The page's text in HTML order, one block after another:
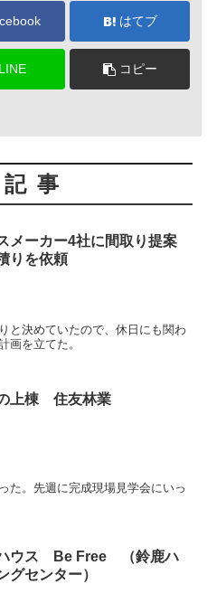
はてブ
LINE コピー
事
メーカー4社に間取り提案
りを依頼
と決めていたので、休日にも関わ
画を立てた。
上棟 住友林業
た。先週に完成現場見学会にいっ
ウス Be Free （鈴鹿ハ
グセンター）